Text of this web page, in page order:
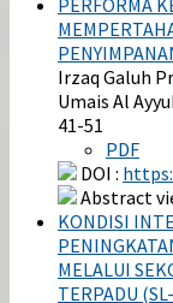
Irzaq Galuh
Umais Al
41-51
PDF
DOI :
Abstract
KONDISI
MELALUI
TERPADU